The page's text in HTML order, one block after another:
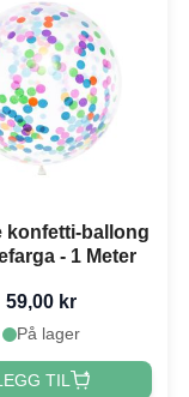
konfetti-ballong
- 1 Meter
59,00 kr
På lager
TIL